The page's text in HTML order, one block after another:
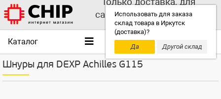
Использовать для заказа
склад товара в Иркутск
(доставка)?
Да
Другой склад
самовывоза выбирайте
другой склад!
Каталог
Шнуры для DEXP Achilles G115